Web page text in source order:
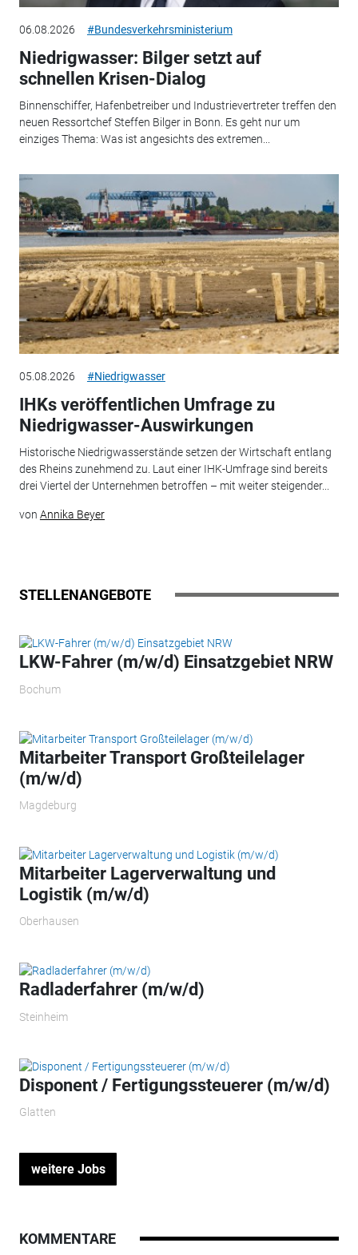
06.08.2026 #Bundesverkehrsministerium
Niedrigwasser: Bilger setzt auf
schnellen Krisen-Dialog
Binnenschiffer, Hafenbetreiber und Industrievertreter treffen den
neuen Ressortchef Steffen Bilger in Bonn. Es geht nur um
einziges Thema: Was ist angesichts des extremen...
05.08.2026 #Niedrigwasser
IHKs veröffentlichen Umfrage zu
Niedrigwasser-Auswirkungen
Historische Niedrigwasserstände setzen der Wirtschaft entlang
des Rheins zunehmend zu. Laut einer IHK-Umfrage sind bereits
drei Viertel der Unternehmen betroffen – mit weiter steigender...
von Annika Beyer
STELLENANGEBOTE
LKW-Fahrer (m/w/d) Einsatzgebiet NRW
Bochum
Mitarbeiter Transport Großteilelager
(m/w/d)
Magdeburg
Mitarbeiter Lagerverwaltung und
Logistik (m/w/d)
Oberhausen
Radladerfahrer (m/w/d)
Steinheim
Disponent / Fertigungssteuerer (m/w/d)
Glatten
weitere Jobs
KOMMENTARE